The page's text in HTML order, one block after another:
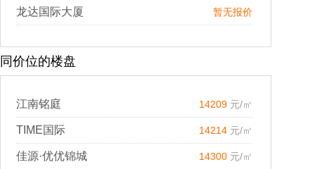
龙达国际大厦 暂无报价
同价位的楼盘
江南铭庭 14209 元/㎡
TIME国际 14214 元/㎡
佳源·优优锦城 14300 元/㎡